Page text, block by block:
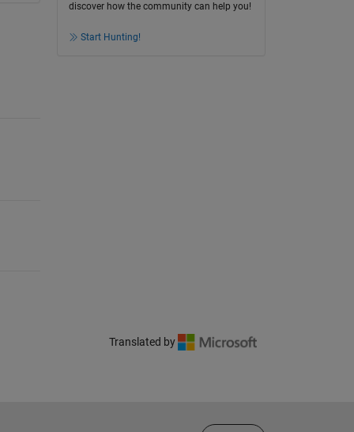
discover how the community can help you!
Start Hunting!
Translated by